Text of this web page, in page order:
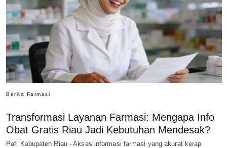
Berita Farmasi
Transformasi Layanan Farmasi: Mengapa Info
Obat Gratis Riau Jadi Kebutuhan Mendesak?
Pafi Kabupaten Riau - Akses informasi farmasi yang akurat kerap